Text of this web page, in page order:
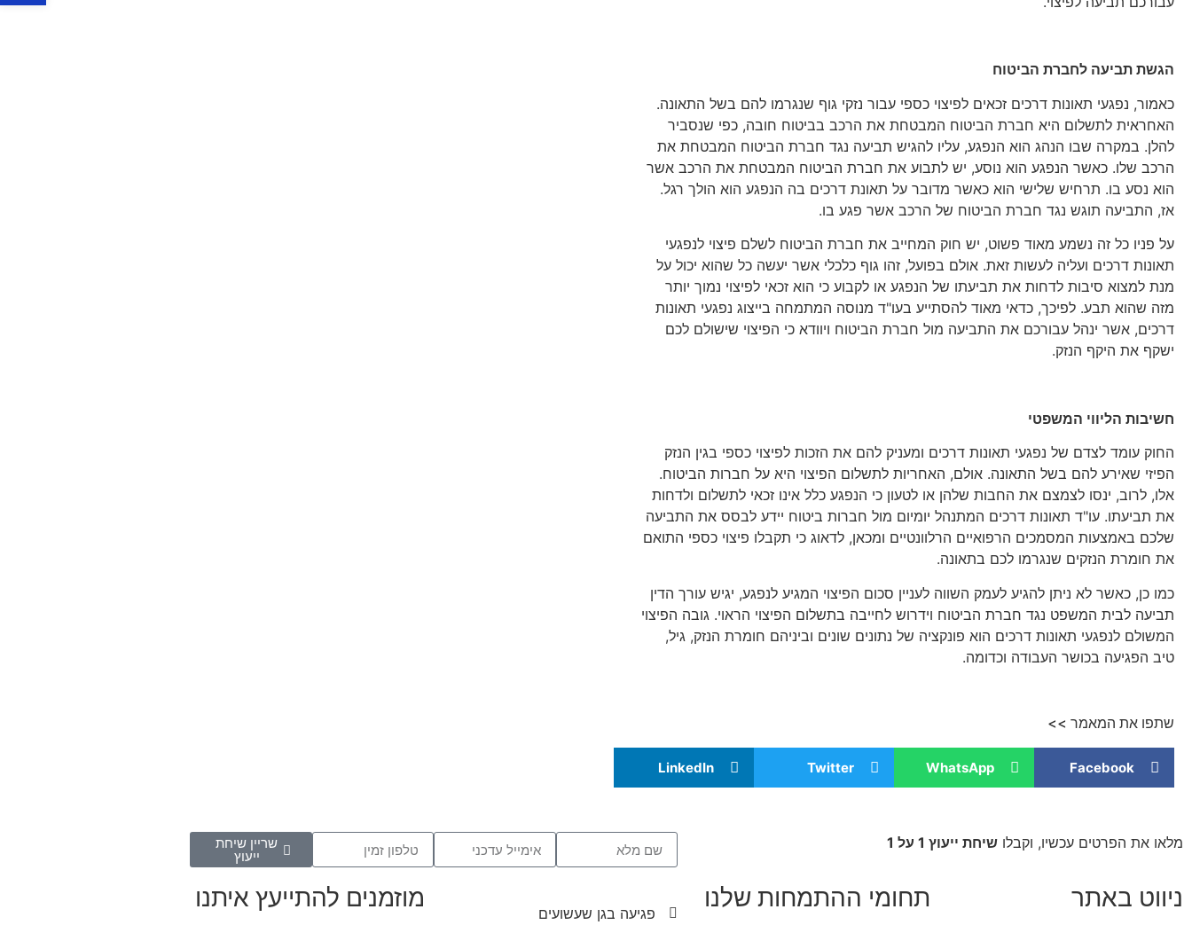
הגשת תביעה לחברת הביטוח
כאמור, נפגעי תאונות דרכים זכאים לפיצוי כספי עבור נזקי גוף שנגרמו להם בשל התאונה.
האחראית לתשלום היא חברת הביטוח המבטחת את הרכב בביטוח חובה, כפי שנסביר
להלן. במקרה שבו הנהג הוא הנפגע, עליו להגיש תביעה נגד חברת הביטוח המבטחת את
הרכב שלו. כאשר הנפגע הוא נוסע, יש לתבוע את חברת הביטוח המבטחת את הרכב אשר
הוא נסע בו. תרחיש שלישי הוא כאשר מדובר על תאונת דרכים בה הנפגע הוא הולך רגל.
אז, התביעה תוגש נגד חברת הביטוח של הרכב אשר פגע בו.
על פניו כל זה נשמע מאוד פשוט, יש חוק המחייב את חברת הביטוח לשלם פיצוי לנפגעי
תאונות דרכים ועליה לעשות זאת. אולם בפועל, זהו גוף כלכלי אשר יעשה כל שהוא יכול על
מנת למצוא סיבות לדחות את תביעתו של הנפגע או לקבוע כי הוא זכאי לפיצוי נמוך יותר
מזה שהוא תבע. לפיכך, כדאי מאוד להסתייע בעו"ד מנוסה המתמחה בייצוג נפגעי תאונות
דרכים, אשר ינהל עבורכם את התביעה מול חברת הביטוח ויוודא כי הפיצוי שישולם לכם
ישקף את היקף הנזק.
חשיבות הליווי המשפטי
החוק עומד לצדם של נפגעי תאונות דרכים ומעניק להם את הזכות לפיצוי כספי בגין הנזק
הפיזי שאירע להם בשל התאונה. אולם, האחריות לתשלום הפיצוי היא על חברות הביטוח.
אלו, לרוב, ינסו לצמצם את החבות שלהן או לטעון כי הנפגע כלל אינו זכאי לתשלום ולדחות
את תביעתו. עו"ד תאונות דרכים המתנהל יומיום מול חברות ביטוח יידע לבסס את התביעה
שלכם באמצעות המסמכים הרפואיים הרלוונטיים ומכאן, לדאוג כי תקבלו פיצוי כספי התואם
את חומרת הנזקים שנגרמו לכם בתאונה.
כמו כן, כאשר לא ניתן להגיע לעמק השווה לעניין סכום הפיצוי המגיע לנפגע, יגיש עורך הדין
תביעה לבית המשפט נגד חברת הביטוח וידרוש לחייבה בתשלום הפיצוי הראוי. גובה הפיצוי
המשולם לנפגעי תאונות דרכים הוא פונקציה של נתונים שונים וביניהם חומרת הנזק, גיל,
טיב הפגיעה בכושר העבודה וכדומה.
שתפו את המאמר >>
Facebook
WhatsApp
Twitter
LinkedIn
מלאו את הפרטים עכשיו, וקבלו שיחת ייעוץ 1 על 1 שריין שיחת
ייעוץ
ניווט באתר תחומי ההתמחות שלנו
פגיעה בגן שעשועים
מוזמנים להתייעץ איתנו